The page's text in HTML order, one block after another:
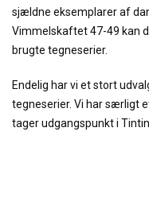
sjældne eksemplarer af
Vimmelskaftet 47-49 kan
brugte tegneserier.
Endelig har vi et stort
tegneserier. Vi har særligt
tager udgangspunkt i